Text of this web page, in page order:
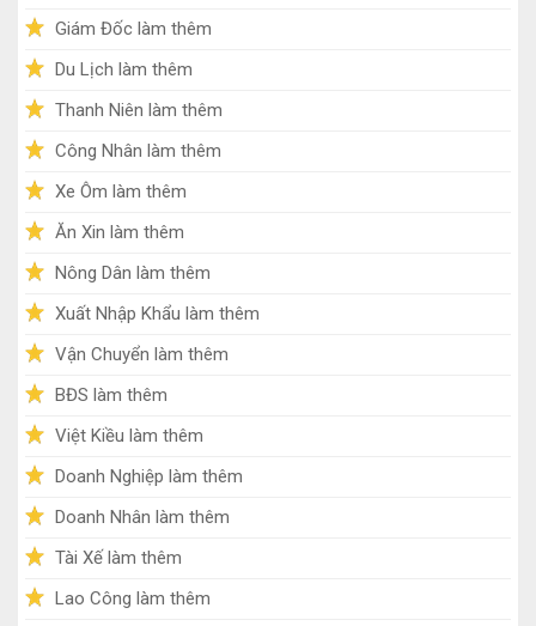
Giám Đốc làm thêm
Du Lịch làm thêm
Thanh Niên làm thêm
Công Nhân làm thêm
Xe Ôm làm thêm
Ăn Xin làm thêm
Nông Dân làm thêm
Xuất Nhập Khẩu làm thêm
Vận Chuyển làm thêm
BĐS làm thêm
Việt Kiều làm thêm
Doanh Nghiệp làm thêm
Doanh Nhân làm thêm
Tài Xế làm thêm
Lao Công làm thêm